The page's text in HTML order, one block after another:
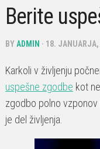
Berite
BYADMIN · 18.
Karkoli v življenju
uspešne zgodbe kot
zgodbo polno
je del življenja.